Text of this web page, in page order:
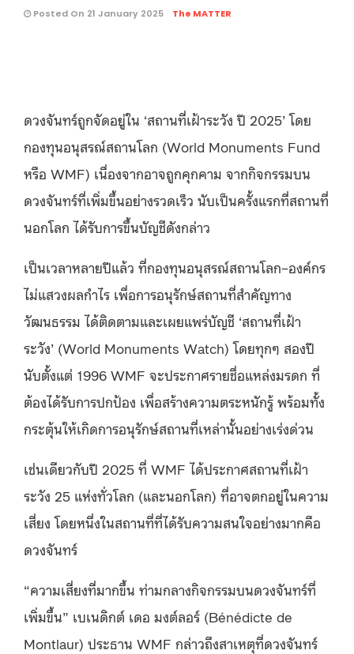
Posted On 21 January 2025 The MATTER
ดวงจันทร์ถูกจัดอยู่ใน ‘สถานที่เฝ้าระวัง ปี 2025’ โดย
กองทุนอนุสรณ์สถานโลก (World Monuments Fund
หรือ WMF) เนื่องจากอาจถูกคุกคาม จากกิจกรรมบน
ดวงจันทร์ที่เพิ่มขึ้นอย่างรวดเร็ว นับเป็นครั้งแรกที่สถานที่
นอกโลก ได้รับการขึ้นบัญชีดังกล่าว
เป็นเวลาหลายปีแล้ว ที่กองทุนอนุสรณ์สถานโลก–องค์กร
ไม่แสวงผลกำไร เพื่อการอนุรักษ์สถานที่สำคัญทาง
วัฒนธรรม ได้ติดตามและเผยแพร่บัญชี ‘สถานที่เฝ้า
ระวัง’ (World Monuments Watch) โดยทุกๆ สองปี
นับตั้งแต่ 1996 WMF จะประกาศรายชื่อแหล่งมรดก ที่
ต้องได้รับการปกป้อง เพื่อสร้างความตระหนักรู้ พร้อมทั้ง
กระตุ้นให้เกิดการอนุรักษ์สถานที่เหล่านั้นอย่างเร่งด่วน
เช่นเดียวกับปี 2025 ที่ WMF ได้ประกาศสถานที่เฝ้า
ระวัง 25 แห่งทั่วโลก (และนอกโลก) ที่อาจตกอยู่ในความ
เสี่ยง โดยหนึ่งในสถานที่ที่ได้รับความสนใจอย่างมากคือ
ดวงจันทร์
“ความเสี่ยงที่มากขึ้น ท่ามกลางกิจกรรมบนดวงจันทร์ที่
เพิ่มขึ้น” เบเนดิกต์ เดอ มงต์ลอร์ (Bénédicte de
Montlaur) ประธาน WMF กล่าวถึงสาเหตุที่ดวงจันทร์